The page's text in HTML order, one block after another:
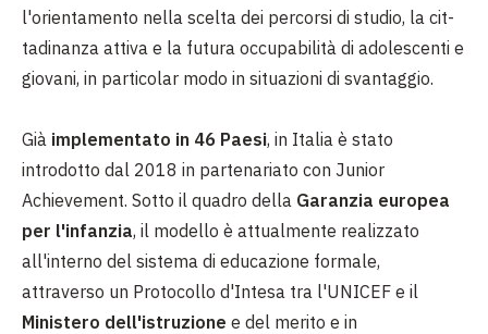
l'orientamento nella scelta dei percorsi di studio, la cit-
tadinanza attiva e la futura occupabilità di adolescenti e
giovani, in particolar modo in situazioni di svantaggio.
Già implementato in 46 Paesi, in Italia è stato
introdotto dal 2018 in partenariato con Junior
Achievement. Sotto il quadro della Garanzia europea
per l'infanzia, il modello è attualmente realizzato
all'interno del sistema di educazione formale,
attraverso un Protocollo d'Intesa tra l'UNICEF e il
Ministero dell'istruzione e del merito e in